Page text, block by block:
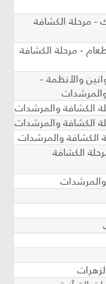
- مرحلة الكشافة
الطعام - مرحلة الكشافة
والأنظمة -
مرحلة الكشافة